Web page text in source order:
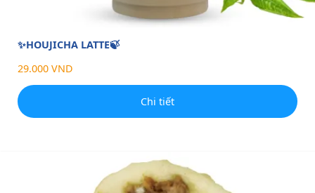
✨HOUJICHA LATTE🍃
29.000 VND
Chi tiết